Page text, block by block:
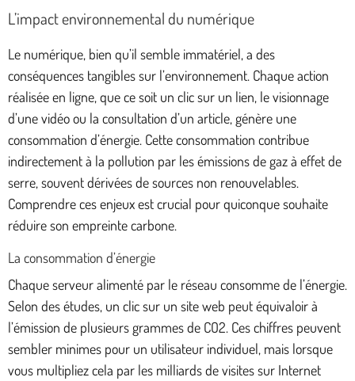
L’impact environnemental du numérique
Le numérique, bien qu’il semble immatériel, a des
conséquences tangibles sur l’environnement. Chaque action
réalisée en ligne, que ce soit un clic sur un lien, le visionnage
d’une vidéo ou la consultation d’un article, génère une
consommation d’énergie. Cette consommation contribue
indirectement à la pollution par les émissions de gaz à effet de
serre, souvent dérivées de sources non renouvelables.
Comprendre ces enjeux est crucial pour quiconque souhaite
réduire son empreinte carbone.
La consommation d’énergie
Chaque serveur alimenté par le réseau consomme de l’énergie.
Selon des études, un clic sur un site web peut équivaloir à
l’émission de plusieurs grammes de CO2. Ces chiffres peuvent
sembler minimes pour un utilisateur individuel, mais lorsque
vous multipliez cela par les milliards de visites sur Internet